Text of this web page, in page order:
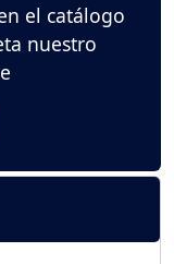
el catálogo
nuestro